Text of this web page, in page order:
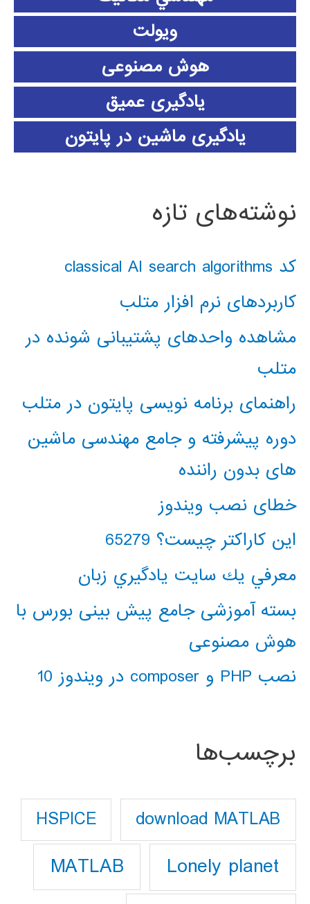
ویولت
هوش مصنوعی
یادگیری عمیق
یادگیری ماشین در پایتون
نوشته‌های تازه
کد classical AI search algorithms
کاربردهای نرم افزار متلب
مشاهده واحدهای پشتیبانی شونده در
متلب
راهنمای برنامه نویسی پایتون در متلب
دوره پیشرفته و جامع مهندسی ماشین
های بدون راننده
خطای نصب ویندوز
این کاراکتر چیست؟ 65279
معرفي يك سايت يادگيري زبان
بسته آموزشی جامع پیش بینی بورس با
هوش مصنوعی
نصب PHP و composer در ویندوز 10
برچسب‌ها
download MATLAB
HSPICE
Lonely planet
MATLAB